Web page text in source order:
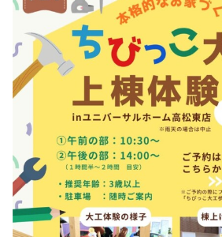
企業情報
お問い合わせ